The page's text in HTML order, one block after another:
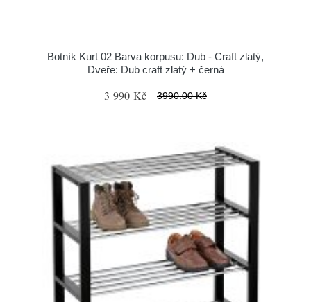
Botník Kurt 02 Barva korpusu: Dub - Craft zlatý,
Dveře: Dub craft zlatý + černá
3 990 Kč 3990.00 Kč